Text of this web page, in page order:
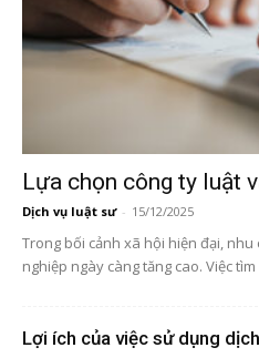
Lựa chọn công ty luật
Dịch vụ luật sư - 15/12/2025
Trong bối cảnh xã hội hiện đại,
nghiệp ngày càng tăng cao. Việc tìm
Lợi ích của việc sử dụng